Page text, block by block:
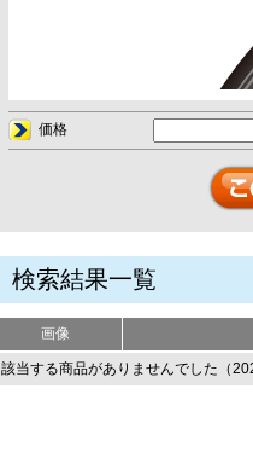
価格
検索結果一覧
画像
該当する商品がありませんでした（